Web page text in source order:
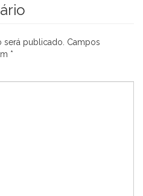
publicado. Campos
*